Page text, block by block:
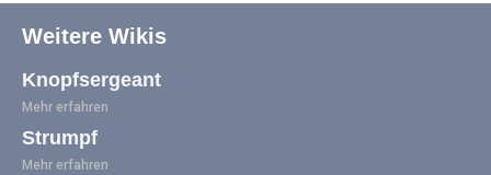
Weitere Wikis
Knopfsergeant
Mehr erfahren
Strumpf
Mehr erfahren